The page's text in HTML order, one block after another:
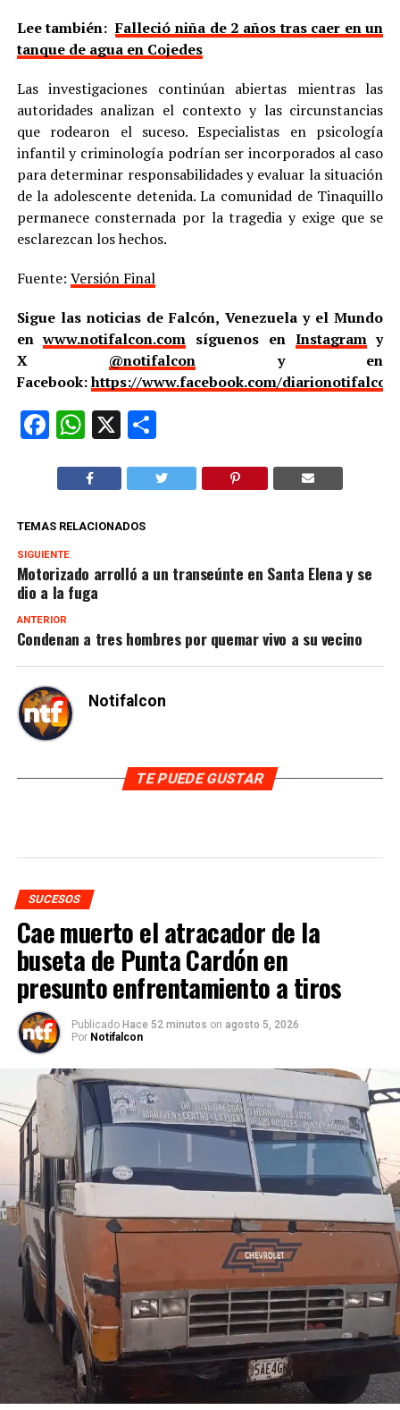
Lee también:Falleció niña de 2 años tras caer en un
tanque de agua en Cojedes
Las investigaciones continúan abiertas mientras las
autoridades analizan el contexto y las circunstancias
que rodearon el suceso. Especialistas en psicología
infantil y criminología podrían ser incorporados al caso
para determinar responsabilidades y evaluar la situación
de la adolescente detenida. La comunidad de Tinaquillo
permanece consternada por la tragedia y exige que se
esclarezcan los hechos.
Fuente: Versión Final
Sigue las noticias de Falcón, Venezuela y el Mundo
enwww.notifalcon.com síguenos en Instagramy
X @notifalcon y en
Facebook:https://www.facebook.com/
Facebook
WhatsApp
X
TEMAS RELACIONADOS
SIGUIENTE
Motorizado arrolló a un transeúnte en Santa Elena y se
dio a la fuga
ANTERIOR
Condenan a tres hombres por quemar vivo a su vecino
Notifalcon
TE PUEDE GUSTAR
SUCESOS
Cae muerto el atracador de la
buseta de Punta Cardón en
presunto enfrentamiento a tiros
Publicado Hace 52 minutos on agosto 5, 2026
Por Notifalcon